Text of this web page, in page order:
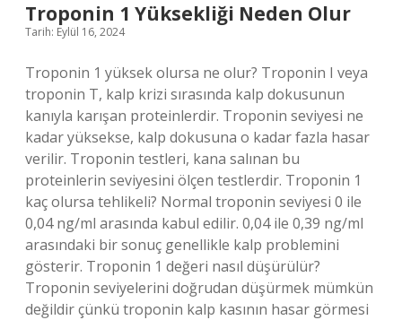
Troponin 1 Yüksekliği Neden Olur
Tarih: Eylül 16, 2024
Troponin 1 yüksek olursa ne olur? Troponin I veya
troponin T, kalp krizi sırasında kalp dokusunun
kanıyla karışan proteinlerdir. Troponin seviyesi ne
kadar yüksekse, kalp dokusuna o kadar fazla hasar
verilir. Troponin testleri, kana salınan bu
proteinlerin seviyesini ölçen testlerdir. Troponin 1
kaç olursa tehlikeli? Normal troponin seviyesi 0 ile
0,04 ng/ml arasında kabul edilir. 0,04 ile 0,39 ng/ml
arasındaki bir sonuç genellikle kalp problemini
gösterir. Troponin 1 değeri nasıl düşürülür?
Troponin seviyelerini doğrudan düşürmek mümkün
değildir çünkü troponin kalp kasının hasar görmesi